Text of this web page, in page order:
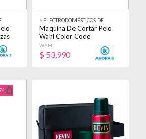
> ELECTRODOMÉSTICOS DE
BELLEZA
Maquina De Cortar Pelo
Wahl Color Code
Peluqueria 17 Piezas
Blanco
WAHL
$ 53,990